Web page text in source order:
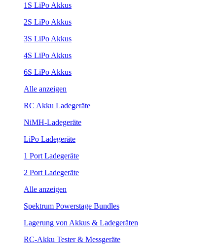
1S LiPo Akkus
2S LiPo Akkus
3S LiPo Akkus
4S LiPo Akkus
6S LiPo Akkus
Alle anzeigen
RC Akku Ladegeräte
NiMH-Ladegeräte
LiPo Ladegeräte
1 Port Ladegeräte
2 Port Ladegeräte
Alle anzeigen
Spektrum Powerstage Bundles
Lagerung von Akkus & Ladegeräten
RC-Akku Tester & Messgeräte